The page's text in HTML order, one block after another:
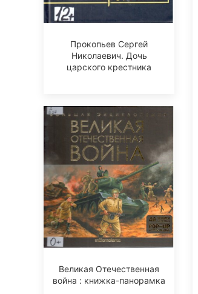
Прокопьев Сергей
Николаевич. Дочь
царского крестника
Великая Отечественная
война : книжка-панорамка